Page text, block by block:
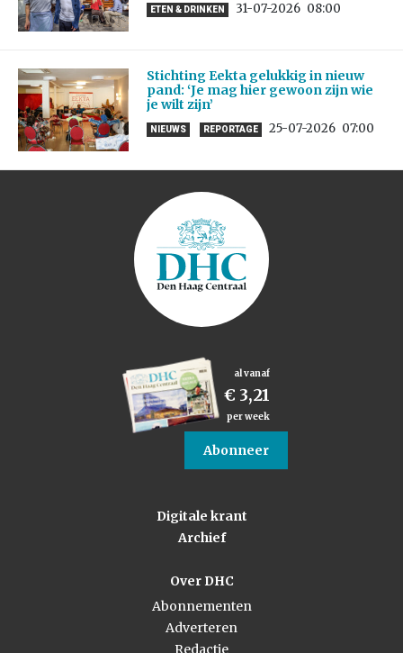
ETEN & DRINKEN 31-07-2026 08:00
Stichting Eekta gelukkig in nieuw
pand: ‘Je mag hier gewoon zijn wie
je wilt zijn’
NIEUWS REPORTAGE 25-07-2026 07:00
al vanaf
€ 3,21
per week
Abonneer
Digitale krant
Archief
Over DHC
Abonnementen
Adverteren
Redactie